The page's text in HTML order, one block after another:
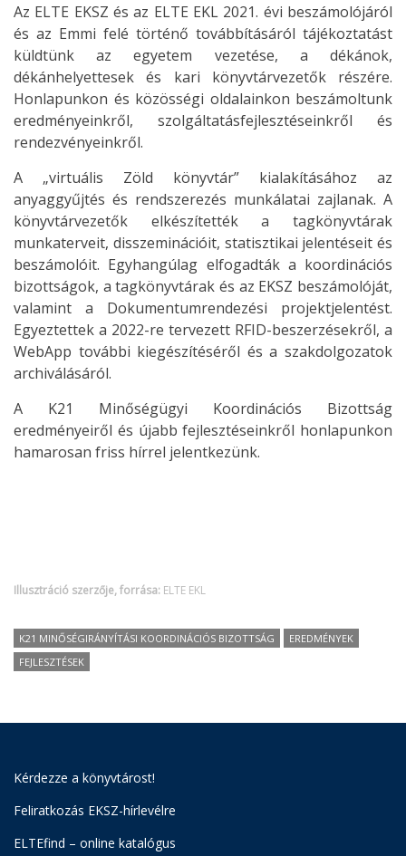
Az ELTE EKSZ és az ELTE EKL 2021. évi beszámolójáról
és az Emmi felé történő továbbításáról tájékoztatást
küldtünk az egyetem vezetése, a dékánok,
dékánhelyettesek és kari könyvtárvezetők részére.
Honlapunkon és közösségi oldalainkon beszámoltunk
eredményeinkről, szolgáltatásfejlesztéseinkről és
rendezvényeinkről.
A „virtuális Zöld könyvtár” kialakításához az
anyaggyűjtés és rendszerezés munkálatai zajlanak. A
könyvtárvezetők elkészítették a tagkönyvtárak
munkaterveit, disszeminációit, statisztikai jelentéseit és
beszámolóit. Egyhangúlag elfogadták a koordinációs
bizottságok, a tagkönyvtárak és az EKSZ beszámolóját,
valamint a Dokumentumrendezési projektjelentést.
Egyeztettek a 2022-re tervezett RFID-beszerzésekről, a
WebApp további kiegészítéséről és a szakdolgozatok
archiválásáról.
A K21 Minőségügyi Koordinációs Bizottság
eredményeiről és újabb fejlesztéseinkről honlapunkon
hamarosan friss hírrel jelentkezünk.
Illusztráció szerzője, forrása: ELTE EKL
K21 MINŐSÉGIRÁNYÍTÁSI KOORDINÁCIÓS BIZOTTSÁG
EREDMÉNYEK
FEJLESZTÉSEK
Kérdezze a könyvtárost!
Feliratkozás EKSZ-hírlevélre
ELTEfind – online katalógus